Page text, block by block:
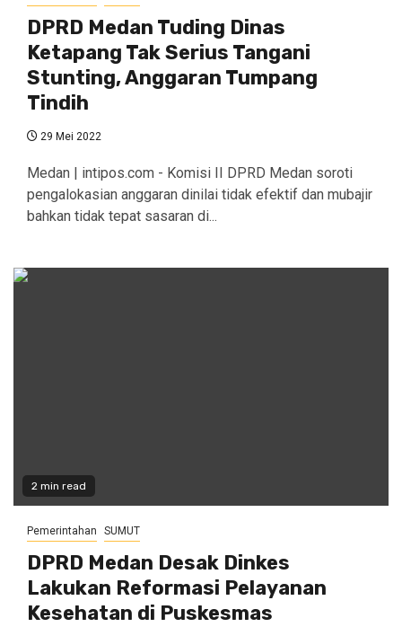
DPRD Medan Tuding Dinas
Ketapang Tak Serius Tangani
Stunting, Anggaran Tumpang
Tindih
29 Mei 2022
Medan | intipos.com - Komisi II DPRD Medan soroti
pengalokasian anggaran dinilai tidak efektif dan mubajir
bahkan tidak tepat sasaran di...
2 min read
Pemerintahan SUMUT
DPRD Medan Desak Dinkes
Lakukan Reformasi Pelayanan
Kesehatan di Puskesmas